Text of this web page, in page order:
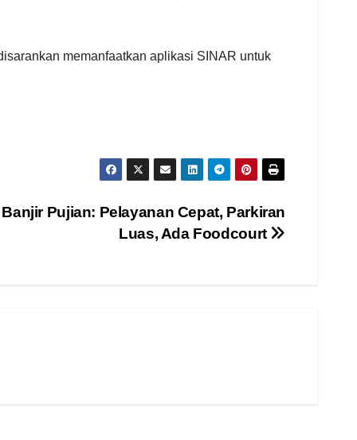
memanfaatkan aplikasi SINAR untuk
Pujian: Pelayanan Cepat, Parkiran
Luas, Ada Foodcourt